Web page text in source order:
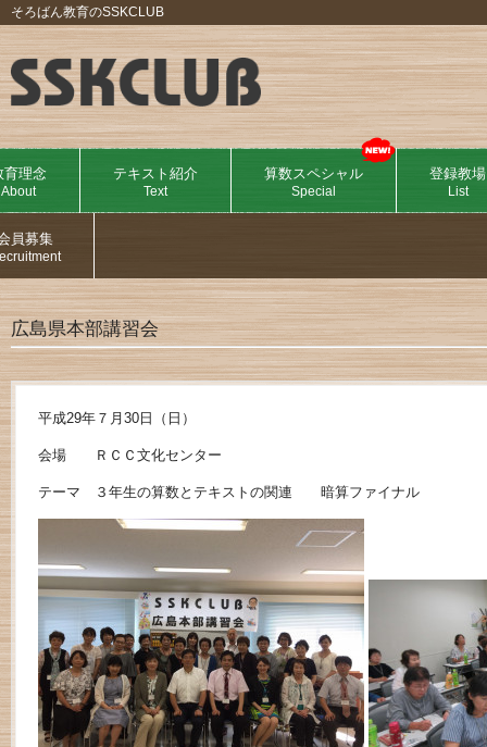
そろばん教育のSSKCLUB
育理念
About
テキスト紹介
Text
算数スペシャル
Special
登録教場
List
員募集
広島県本部講習会
平成29年７月30日（日）
会場 ＲＣＣ文化センター
テーマ ３年生の算数とテキストの関連 暗算ファイナル